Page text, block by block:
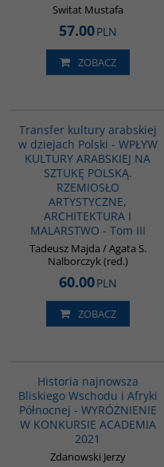
Switat Mustafa
57.00PLN
ZOBACZ
Transfer kultury arabskiej
w dziejach Polski - WPŁYW
KULTURY ARABSKIEJ NA
SZTUKĘ POLSKĄ.
RZEMIOSŁO
ARTYSTYCZNE,
ARCHITEKTURA I
MALARSTWO - Tom III
Tadeusz Majda / Agata S.
Nalborczyk (red.)
60.00PLN
ZOBACZ
Historia najnowsza
Bliskiego Wschodu i Afryki
Północnej - WYRÓŻNIENIE
W KONKURSIE ACADEMIA
2021
Zdanowski Jerzy